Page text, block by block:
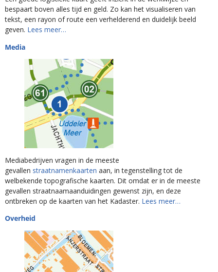
bespaart boven alles tijd en geld. Zo kan het visualiseren van
tekst, een rayon of route een verhelderend en duidelijk beeld
geven. Lees meer…
Media
Mediabedrijven vragen in de meeste
gevallen straatnamenkaarten aan, in tegenstelling tot de
welbekende topografische kaarten. Dit omdat er in de meeste
gevallen straatnaamaanduidingen gewenst zijn, en deze
ontbreken op de kaarten van het Kadaster. Lees meer…
Overheid